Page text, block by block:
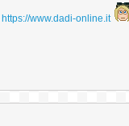
https://www.dadi-online.it